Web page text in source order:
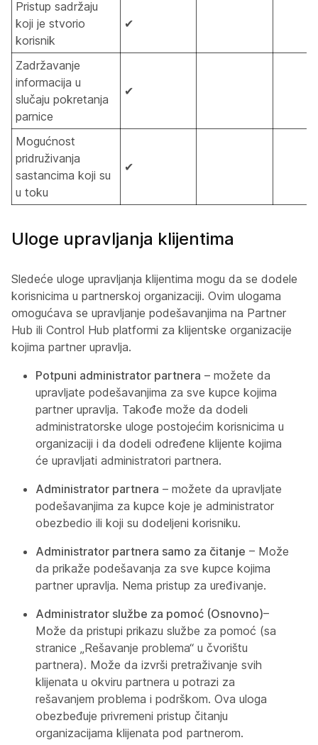
Pristup sadržaju
koji je stvorio
korisnik
✔
Zadržavanje
informacija u
slučaju pokretanja
parnice
✔
Mogućnost
pridruživanja
sastancima koji su
u toku
✔
Uloge upravljanja klijentima
Sledeće uloge upravljanja klijentima mogu da se dodele
korisnicima u partnerskoj organizaciji. Ovim ulogama
omogućava se upravljanje podešavanjima na Partner
Hub ili Control Hub platformi za klijentske organizacije
kojima partner upravlja.
Potpuni administrator partnera – možete da
upravljate podešavanjima za sve kupce kojima
partner upravlja. Takođe može da dodeli
administratorske uloge postojećim korisnicima u
organizaciji i da dodeli određene klijente kojima
će upravljati administratori partnera.
Administrator partnera – možete da upravljate
podešavanjima za kupce koje je administrator
obezbedio ili koji su dodeljeni korisniku.
Administrator partnera samo za čitanje – Može
da prikaže podešavanja za sve kupce kojima
partner upravlja. Nema pristup za uređivanje.
Administrator službe za pomoć (Osnovno)–
Može da pristupi prikazu službe za pomoć (sa
stranice „Rešavanje problema“ u čvorištu
partnera). Može da izvrši pretraživanje svih
klijenata u okviru partnera u potrazi za
rešavanjem problema i podrškom. Ova uloga
obezbeđuje privremeni pristup čitanju
organizacijama klijenata pod partnerom.